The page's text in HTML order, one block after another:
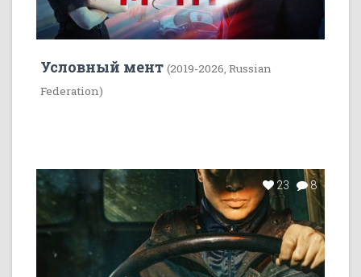
Условный мент (2019-2026, Russian
Federation)
23 8